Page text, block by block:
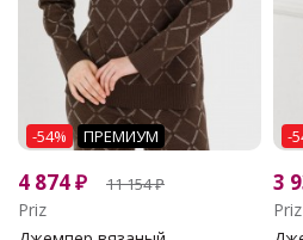
-54% ПРЕМИУМ
4 874₽ 11 154₽
Priz
-
3
Priz